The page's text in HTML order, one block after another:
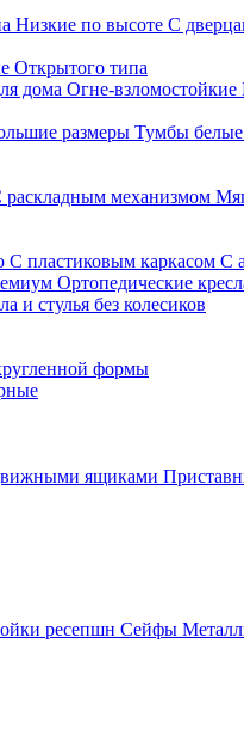
Низкие по высоте С
Открытого типа
дома Огне-взломостойкие
размеры Тумбы белые
раскладным механизмом
С пластиковым каркасом С
Ортопедические
и стулья без колесиков
формы
ящиками
ресепшн Сейфы